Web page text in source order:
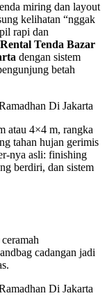
miring dan layout
kelihatan “nggak
rapi dan
Rental Tenda Bazar
dengan sistem
betah
atau 4×4 m, rangka
tahan hujan gerimis
nya asli: finishing
berdiri, dan sistem
cadangan jadi